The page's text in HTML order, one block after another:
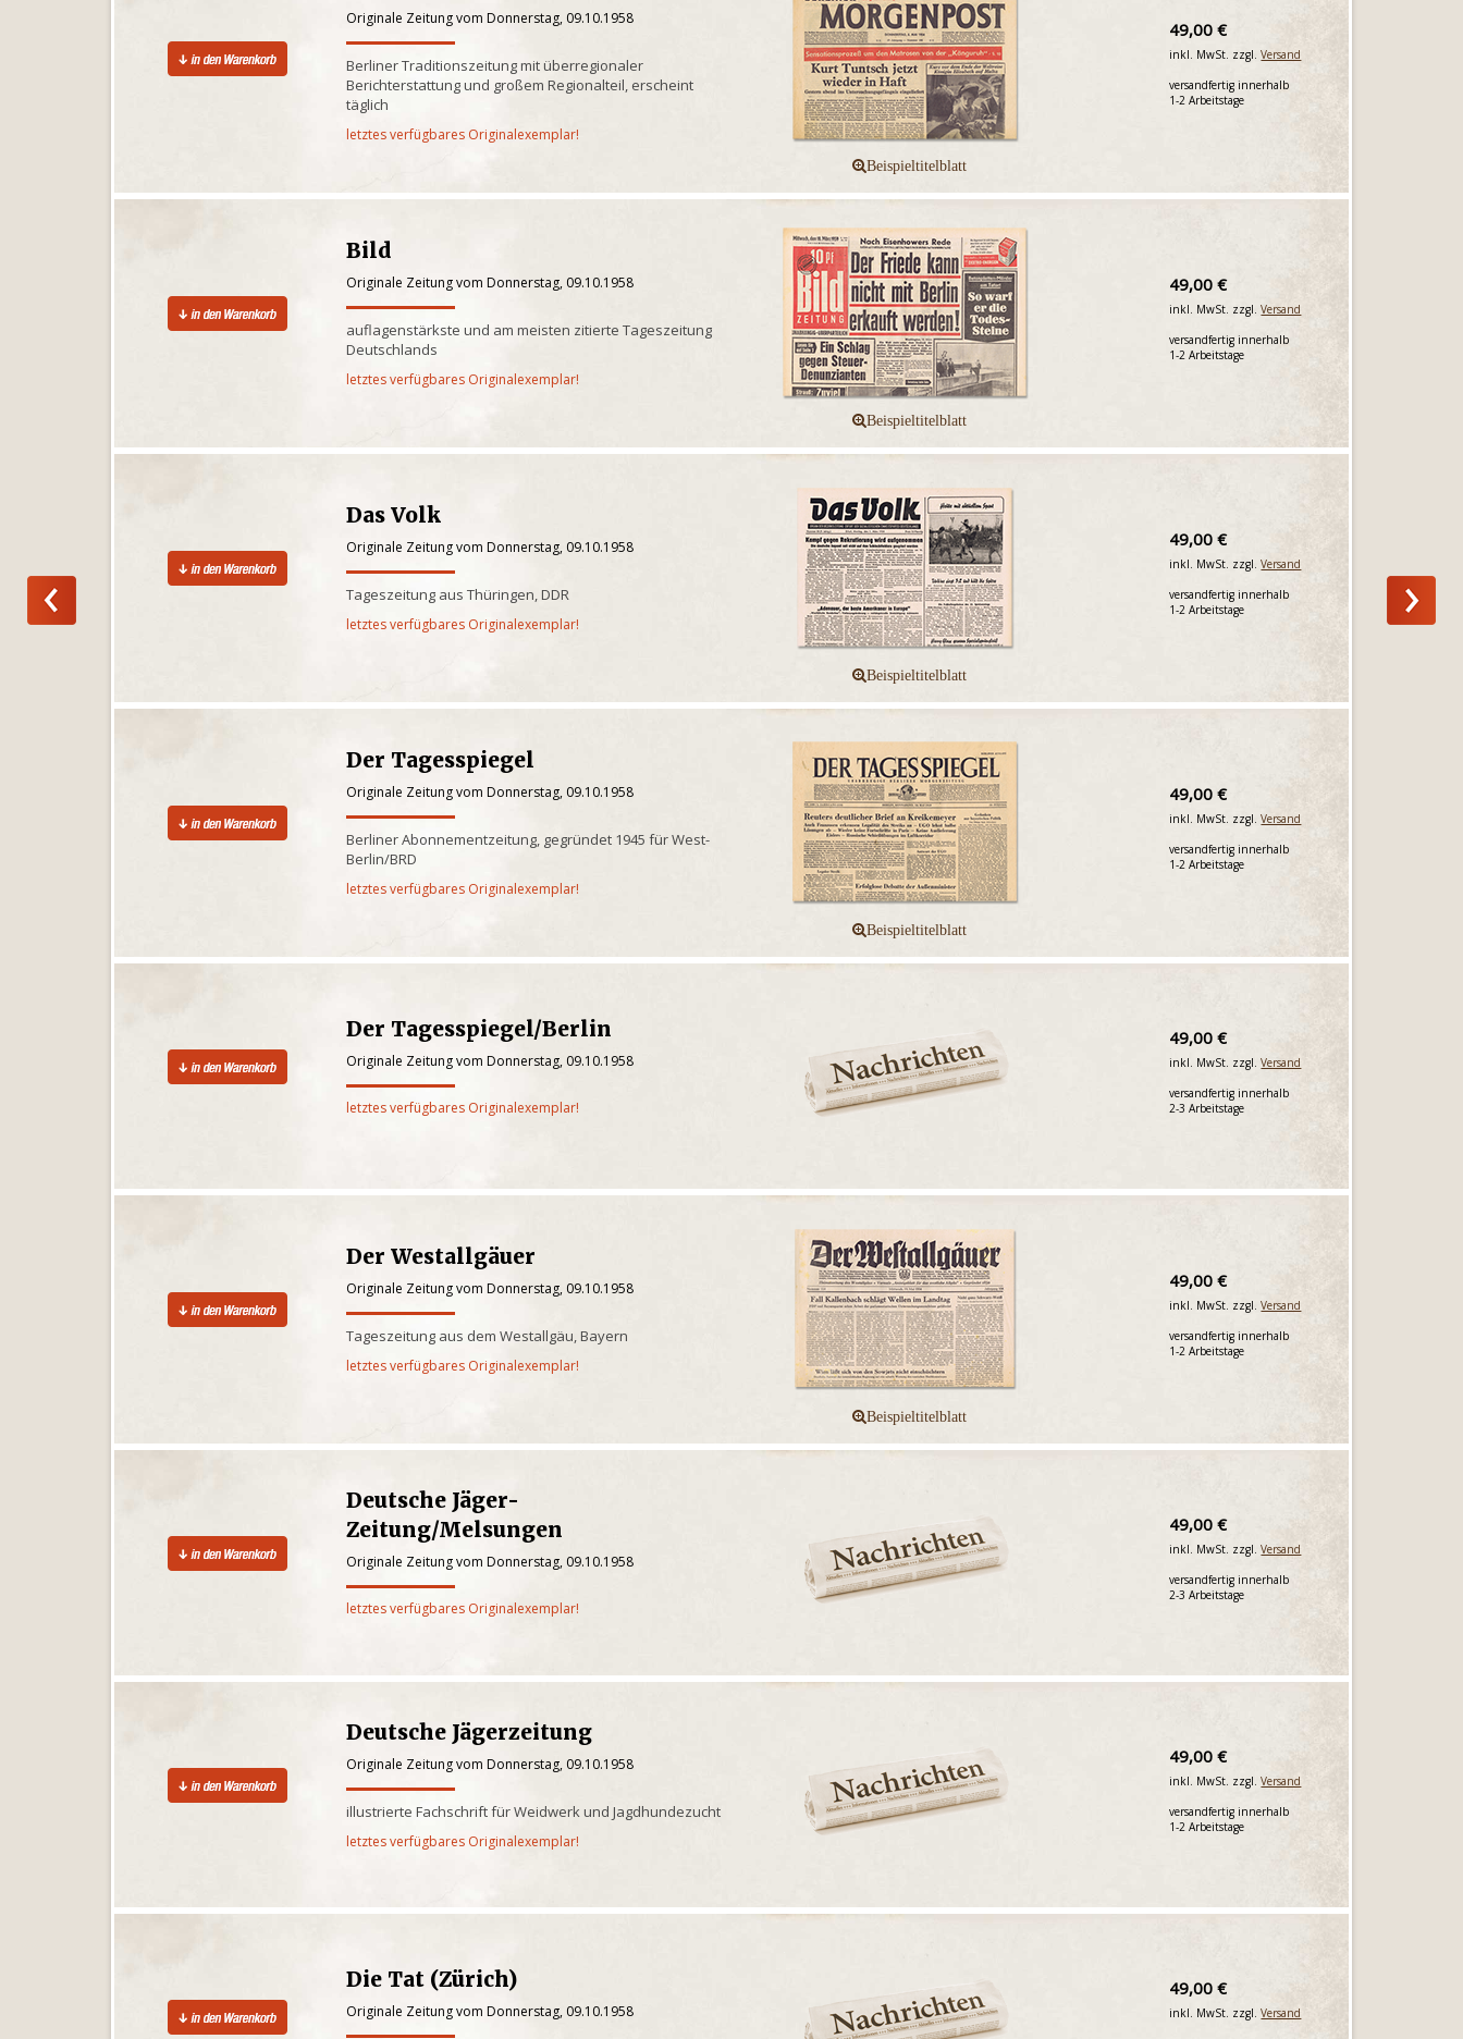
Originale Zeitung vom Donnerstag, 09.10.1958
Berliner Traditionszeitung mit überregionaler
Berichterstattung und großem Regionalteil, erscheint
täglich
letztes verfügbares Originalexemplar!
49,00 €
inkl. MwSt. zzgl.Versand
versandfertig innerhalb
1-2 Arbeitstage
Bild
Originale Zeitung vom Donnerstag, 09.10.1958
auflagenstärkste und am meisten zitierte Tageszeitung
Deutschlands
letztes verfügbares Originalexemplar!
49,00 €
inkl. MwSt. zzgl.Versand
versandfertig innerhalb
1-2 Arbeitstage
Das Volk
Originale Zeitung vom Donnerstag, 09.10.1958
Tageszeitung aus Thüringen, DDR
letztes verfügbares Originalexemplar!
49,00 €
inkl. MwSt. zzgl.Versand
versandfertig innerhalb
1-2 Arbeitstage
Der Tagesspiegel
Originale Zeitung vom Donnerstag, 09.10.1958
Berliner Abonnementzeitung, gegründet 1945 für West-
Berlin/BRD
letztes verfügbares Originalexemplar!
49,00 €
inkl. MwSt. zzgl.Versand
versandfertig innerhalb
1-2 Arbeitstage
Der Tagesspiegel/Berlin
Originale Zeitung vom Donnerstag, 09.10.1958
letztes verfügbares Originalexemplar!
49,00 €
inkl. MwSt. zzgl.Versand
versandfertig innerhalb
2-3 Arbeitstage
Der Westallgäuer
Originale Zeitung vom Donnerstag, 09.10.1958
Tageszeitung aus dem Westallgäu, Bayern
letztes verfügbares Originalexemplar!
49,00 €
inkl. MwSt. zzgl.Versand
versandfertig innerhalb
1-2 Arbeitstage
Deutsche Jäger-
Zeitung/Melsungen
Originale Zeitung vom Donnerstag, 09.10.1958
letztes verfügbares Originalexemplar!
49,00 €
inkl. MwSt. zzgl.Versand
versandfertig innerhalb
2-3 Arbeitstage
Deutsche Jägerzeitung
Originale Zeitung vom Donnerstag, 09.10.1958
illustrierte Fachschrift für Weidwerk und Jagdhundezucht
letztes verfügbares Originalexemplar!
49,00 €
inkl. MwSt. zzgl.Versand
versandfertig innerhalb
1-2 Arbeitstage
Die Tat (Zürich)
Originale Zeitung vom Donnerstag, 09.10.1958
49,00 €
inkl. MwSt. zzgl.Versand